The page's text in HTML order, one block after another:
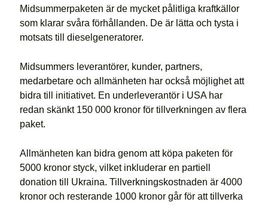
Midsummerpaketen är de mycket pålitliga kraftkällor
som klarar svåra förhållanden. De är lätta och tysta i
motsats till dieselgeneratorer.
Midsummers leverantörer, kunder, partners,
medarbetare och allmänheten har också möjlighet att
bidra till initiativet. En underleverantör i USA har
redan skänkt 150 000 kronor för tillverkningen av flera
paket.
Allmänheten kan bidra genom att köpa paketen för
5000 kronor styck, vilket inkluderar en partiell
donation till Ukraina. Tillverkningskostnaden är 4000
kronor och resterande 1000 kronor går för att tillverka